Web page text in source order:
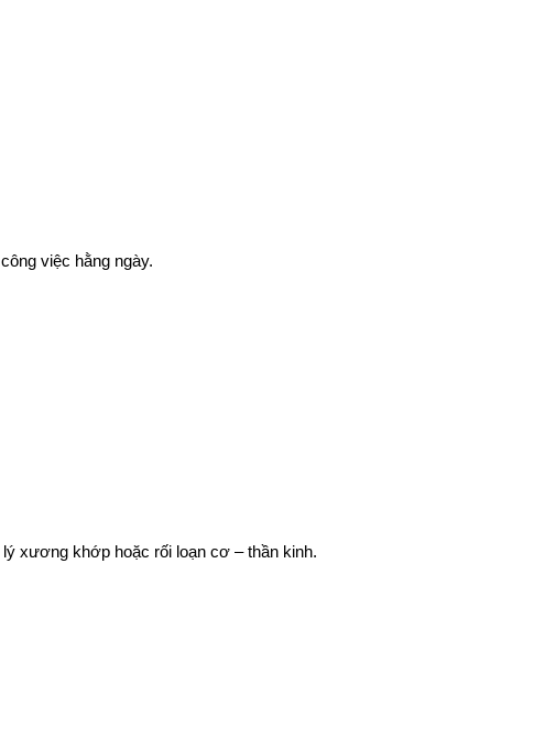
việc hằng ngày.
xương khớp hoặc rối loạn cơ – thần kinh.